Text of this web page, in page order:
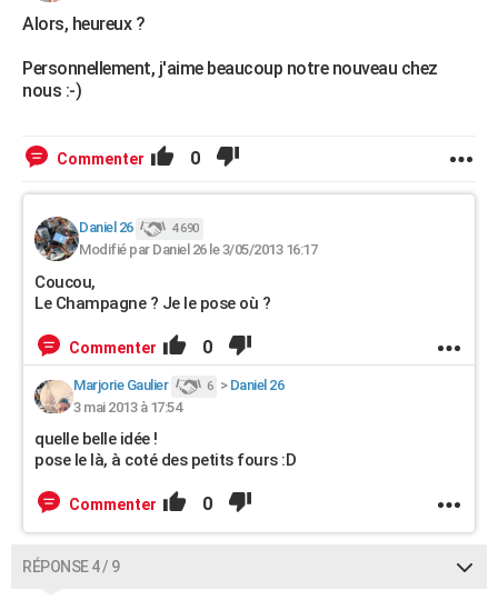
Alors, heureux ?
Personnellement, j'aime beaucoup notre nouveau chez
nous :-)
Commenter 0
Daniel 26 4 690
Modifié par Daniel 26 le 3/05/2013 16:17
Coucou,
Le Champagne ? Je le pose où ?
Commenter 0
Marjorie Gaulier 6 > Daniel 26
3 mai 2013 à 17:54
quelle belle idée !
pose le là, à coté des petits fours :D
Commenter 0
RÉPONSE 4 / 9